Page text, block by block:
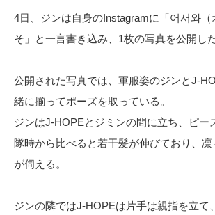
4日、ジンは自身のInstagramに「어서와（
そ」と一言書き込み、1枚の写真を公開した
公開された写真では、軍服姿のジンとJ-
緒に揃ってポーズを取っている。
ジンはJ-HOPEとジミンの間に立ち、ピー
隊時から比べると若干髪が伸びており、
が伺える。
ジンの隣ではJ-HOPEは片手は親指を立て